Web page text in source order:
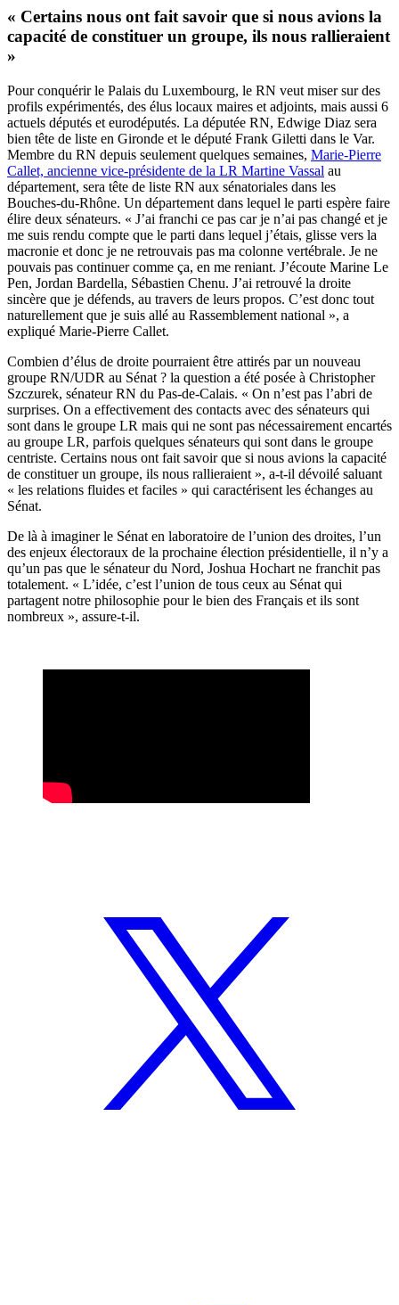
« Certains nous ont fait savoir que si nous avions la
capacité de constituer un groupe, ils nous rallieraient
»
Pour conquérir le Palais du Luxembourg, le RN veut miser sur des
profils expérimentés, des élus locaux maires et adjoints, mais aussi 6
actuels députés et eurodéputés. La députée RN, Edwige Diaz sera
bien tête de liste en Gironde et le député Frank Giletti dans le Var.
Membre du RN depuis seulement quelques semaines, Marie-Pierre
Callet, ancienne vice-présidente de la LR Martine Vassal au
département, sera tête de liste RN aux sénatoriales dans les
Bouches-du-Rhône. Un département dans lequel le parti espère faire
élire deux sénateurs. « J’ai franchi ce pas car je n’ai pas changé et je
me suis rendu compte que le parti dans lequel j’étais, glisse vers la
macronie et donc je ne retrouvais pas ma colonne vertébrale. Je ne
pouvais pas continuer comme ça, en me reniant. J’écoute Marine Le
Pen, Jordan Bardella, Sébastien Chenu. J’ai retrouvé la droite
sincère que je défends, au travers de leurs propos. C’est donc tout
naturellement que je suis allé au Rassemblement national », a
expliqué Marie-Pierre Callet.
Combien d’élus de droite pourraient être attirés par un nouveau
groupe RN/UDR au Sénat ? la question a été posée à Christopher
Szczurek, sénateur RN du Pas-de-Calais. « On n’est pas l’abri de
surprises. On a effectivement des contacts avec des sénateurs qui
sont dans le groupe LR mais qui ne sont pas nécessairement encartés
au groupe LR, parfois quelques sénateurs qui sont dans le groupe
centriste. Certains nous ont fait savoir que si nous avions la capacité
de constituer un groupe, ils nous rallieraient », a-t-il dévoilé saluant
« les relations fluides et faciles » qui caractérisent les échanges au
Sénat.
De là à imaginer le Sénat en laboratoire de l’union des droites, l’un
des enjeux électoraux de la prochaine élection présidentielle, il n’y a
qu’un pas que le sénateur du Nord, Joshua Hochart ne franchit pas
totalement. « L’idée, c’est l’union de tous ceux au Sénat qui
partagent notre philosophie pour le bien des Français et ils sont
nombreux », assure-t-il.